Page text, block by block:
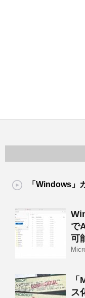
「Windows」
で
可
ス